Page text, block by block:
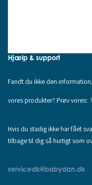
Hjælp & support
Fandt du ikke den
vores produkter? Prøv vores:
Hvis du stadig ikke har fået
tilbage til dig så hurtigt som
servicedk@babydan.dk